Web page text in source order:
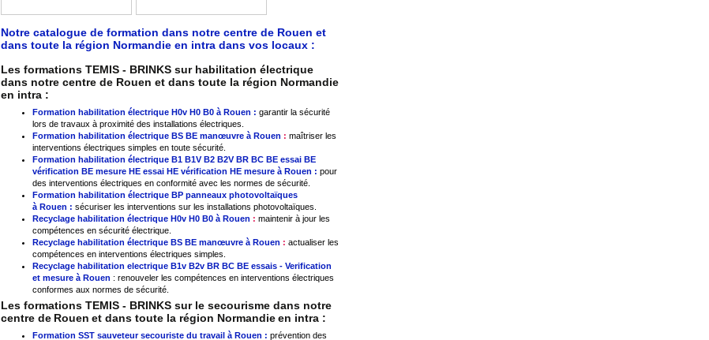
Notre catalogue de formation dans notre centre de Rouen et
dans toute la région Normandie en intra dans vos locaux :
Les formations TEMIS - BRINKS sur habilitation électrique
dans notre centre de Rouen et dans toute la région Normandie
en intra :
Formation habilitation électrique H0v H0 B0 à Rouen : garantir la sécurité
lors de travaux à proximité des installations électriques.
Formation habilitation électrique BS BE manœuvre à Rouen : maîtriser les
interventions électriques simples en toute sécurité.
Formation habilitation électrique B1 B1V B2 B2V BR BC BE essai BE
vérification BE mesure HE essai HE vérification HE mesure à Rouen : pour
des interventions électriques en conformité avec les normes de sécurité.
Formation habilitation électrique BP panneaux photovoltaïques
à Rouen : sécuriser les interventions sur les installations photovoltaïques.
Recyclage habilitation électrique H0v H0 B0 à Rouen : maintenir à jour les
compétences en sécurité électrique.
Recyclage habilitation électrique BS BE manœuvre à Rouen : actualiser les
compétences en interventions électriques simples.
Recyclage habilitation electrique B1v B2v BR BC BE essais - Verification
et mesure à Rouen : renouveler les compétences en interventions électriques
conformes aux normes de sécurité.
Les formations TEMIS - BRINKS sur le secourisme dans notre
centre de Rouen et dans toute la région Normandieen intra :
Formation SST sauveteur secouriste du travail à Rouen : prévention des